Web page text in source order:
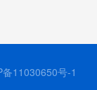
备11030650号-1